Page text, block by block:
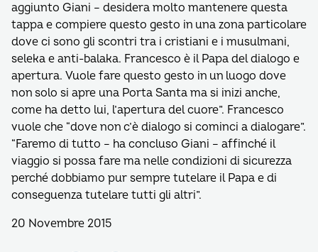
aggiunto Giani – desidera molto mantenere questa
tappa e compiere questo gesto in una zona particolare
dove ci sono gli scontri tra i cristiani e i musulmani,
seleka e anti-balaka. Francesco è il Papa del dialogo e
apertura. Vuole fare questo gesto in un luogo dove
non solo si apre una Porta Santa ma si inizi anche,
come ha detto lui, l’apertura del cuore”. Francesco
vuole che “dove non c’è dialogo si cominci a dialogare”.
“Faremo di tutto – ha concluso Giani – affinché il
viaggio si possa fare ma nelle condizioni di sicurezza
perché dobbiamo pur sempre tutelare il Papa e di
conseguenza tutelare tutti gli altri”.
20 Novembre 2015